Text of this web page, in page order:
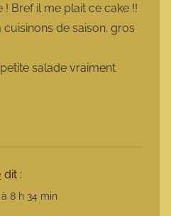
Bref il me plait ce cake !!
cuisinons de saison. gros
petite salade vraiment
dit :
à 8 h 34 min